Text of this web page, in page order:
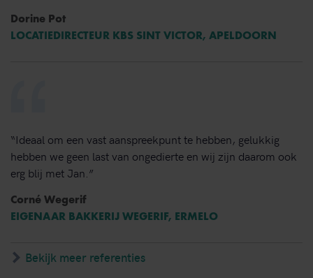
Dorine Pot
LOCATIEDIRECTEUR KBS SINT VICTOR, APELDOORN
“Ideaal om een vast aanspreekpunt te hebben, gelukkig
hebben we geen last van ongedierte en wij zijn daarom ook
erg blij met Jan.”
Corné Wegerif
EIGENAAR BAKKERIJ WEGERIF, ERMELO
Bekijk meer referenties